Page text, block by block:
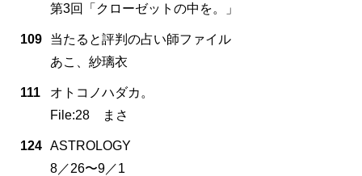
第3回「クローゼットの中を。」
109
当たると評判の占い師ファイル
あこ、紗璃衣
111
オトコノハダカ。
File:28 まさ
124 ASTROLOGY
8／26〜9／1